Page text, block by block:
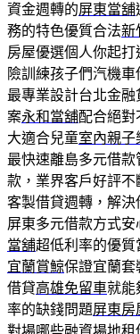
資金週轉的屏東當舖
務的特色優質合法新
房屋優選個人你起打
險訓練孩子們汽機
最專業設計台北金
案永和當舖配合絕對
大適合兒童室內親子
最快速離島多元借款
款，業界客戶好評不
客製借貸週轉，解
屏東多元借款方式
當舖超低利率的優質
宜蘭賞鯨保證宜蘭套
借貸高雄免留車就能
率的缺錢問題屏東房
對場哪些融資場地租